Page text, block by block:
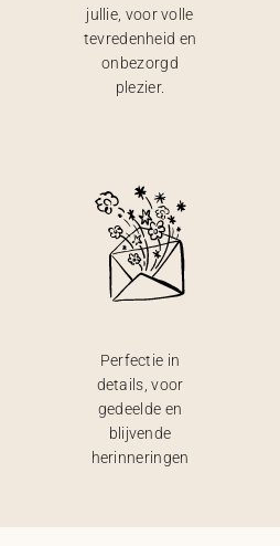
jullie, voor volle
tevredenheid en
onbezorgd
plezier.
Perfectie in
details, voor
gedeelde en
blijvende
herinneringen